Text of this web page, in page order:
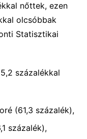
nőttek, ezen
olcsóbbak
Statisztikai
százalékkal
(61,3 százalék),
százalék),